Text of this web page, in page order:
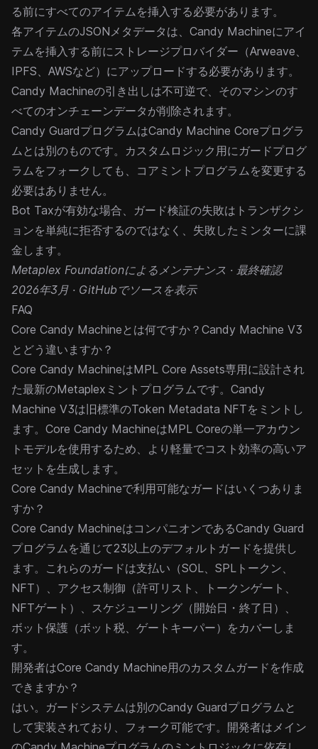
る前にすべてのアイテムを挿入する必要があります。
各アイテムのJSONメタデータは、Candy Machineにアイ
テムを挿入する前にストレージプロバイダー（Arweave、
IPFS、AWSなど）にアップロードする必要があります。
Candy Machineの引き出しは不可逆で、そのマシンのす
べてのオンチェーンデータが削除されます。
Candy GuardプログラムはCandy Machine Coreプログラ
ムとは別のものです。カスタムロジック用にガードプログ
ラムをフォークしても、コアミントプログラムを変更する
必要はありません。
Bot Taxが有効な場合、ガード検証の失敗はトランザクシ
ョンを単純に拒否するのではなく、失敗したミンターに課
金します。
Metaplex Foundationによるメンテナンス · 最終確認
2026年3月 · GitHubでソースを表示
FAQ
Core Candy Machineとは何ですか？Candy Machine V3
とどう違いますか？
Core Candy MachineはMPL Core Assets専用に設計され
た最新のMetaplexミントプログラムです。 Candy
Machine V3は旧標準のToken Metadata NFTをミントし
ます。Core Candy MachineはMPL Coreの単一アカウン
トモデルを使用するため、より軽量でコスト効率の高いア
セットを生成します。
Core Candy Machineで利用可能なガードはいくつありま
すか？
Core Candy MachineはコンパニオンであるCandy Guard
プログラムを通じて23以上のデフォルト ガード を提供し
ます。これらのガードは支払い（SOL、SPLトークン、
NFT）、アクセス制御（許可リスト、トークンゲート、
NFTゲート）、スケジューリング（開始日・終了日）、
ボット保護（ボット税、ゲートキーパー）をカバーしま
す。
開発者はCore Candy Machine用のカスタムガードを作成
できますか？
はい。ガードシステムは別のCandy Guardプログラムと
して実装されており、フォーク可能です。開発者はメイン